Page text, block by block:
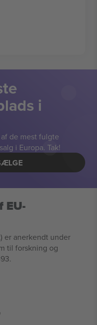
i
de mest fulgte
i Europa. Tak!
EU-
er anerkendt under
til forskning og